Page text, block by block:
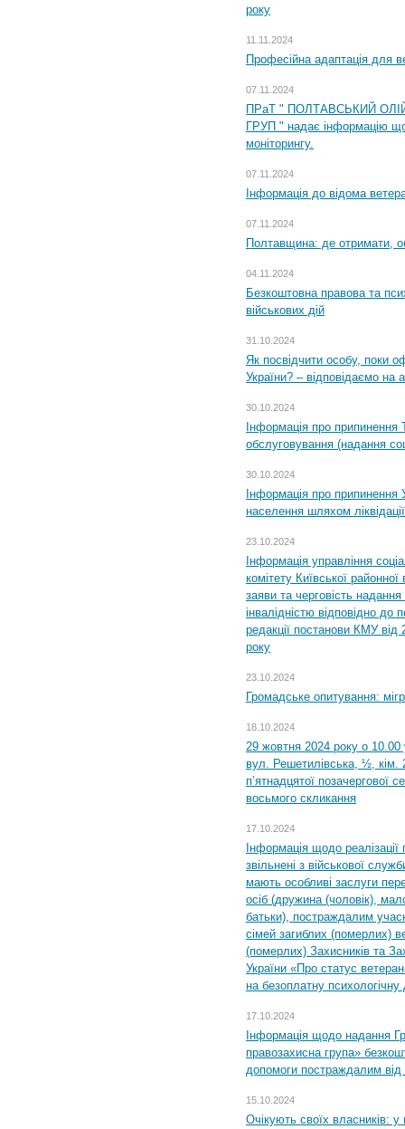
року
11.11.2024
Професійна адаптація для
07.11.2024
ПРаТ " ПОЛТАВСЬКИЙ
ГРУП " надає інформацію
моніторингу.
07.11.2024
Інформація до відома
07.11.2024
Полтавщина: де отримати,
04.11.2024
Безкоштовна правова та
військових дій
31.10.2024
Як посвідчити особу, поки
України? – відповідаємо на
30.10.2024
Інформація про припинення
обслуговування (надання
30.10.2024
Інформація про припинення
населення шляхом ліквідації
23.10.2024
Інформація управління
комітету Київської
заяви та черговість надання
інвалідністю відповідно
редакції постанови КМУ
року
23.10.2024
Громадське опитування:
18.10.2024
29 жовтня 2024 року о 10.00
вул. Решетилівська, ½, кім.
п’ятнадцятої позачергової
восьмого скликання
17.10.2024
Інформація щодо
звільнені з військової
мають особливі заслуги
осіб (дружина (чоловік),
батьки), постраждалим
сімей загиблих (померлих)
(померлих) Захисників та
України «Про статус
на безоплатну психологічну
17.10.2024
Інформація щодо надання
правозахисна група»
допомоги постраждалим від
15.10.2024
Очікують своїх власників: у